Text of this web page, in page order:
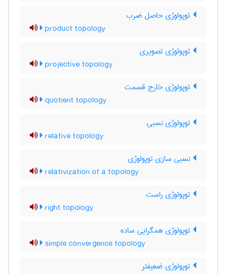
توپولوژی حاصل ضرب
product topology
توپولوژی تصویری
projective topology
توپولوژی خارج قسمت
quotient topology
توپولوژی نسبی
relative topology
نسبی سازی توپولوژی
relativization of a topology
توپولوژی راست
right topology
توپولوژی همگرایی ساده
simple convergence topology
توپولوژی ضعیفتر